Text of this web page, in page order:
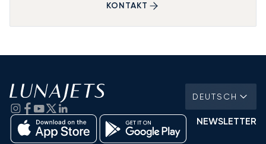
KONTAKT
DEUTSCH
NEWSLETTER